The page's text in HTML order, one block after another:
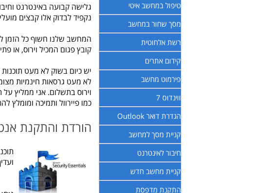
טיפול במחשב איטי
מסך שחור במחשב
רשת אלחוטית
קידום אתרים
פירמוט מחשב
ווינדוס 7
הגדרת דואר Outlook
קניית מסך למחשב
חיבור לאינטרנט
קניית מחשב חדש
התקנת מדפסת
גלישה קבועה באינטרנט
נקפיד לבדוק אלו קבצים
המחשב שלנו חשוף כל הזמן
קובץ פגום המכיל וירוס, או
יש כיום בשוק לא מעט
לא מעט גרסאות חינמיות
וירוס בתשלום. אני ממליץ
כמו פיירוול ותמיכה ומומלץ
הורדת והתקנת